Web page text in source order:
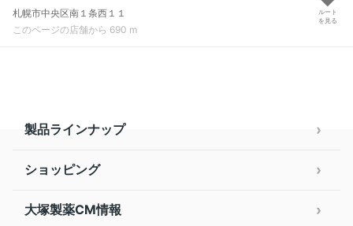
札幌市中央区南１条西１１
このページの店舗から 690 m
ルート
を見る
製品ラインナップ
ショッピング
大塚製薬CM情報